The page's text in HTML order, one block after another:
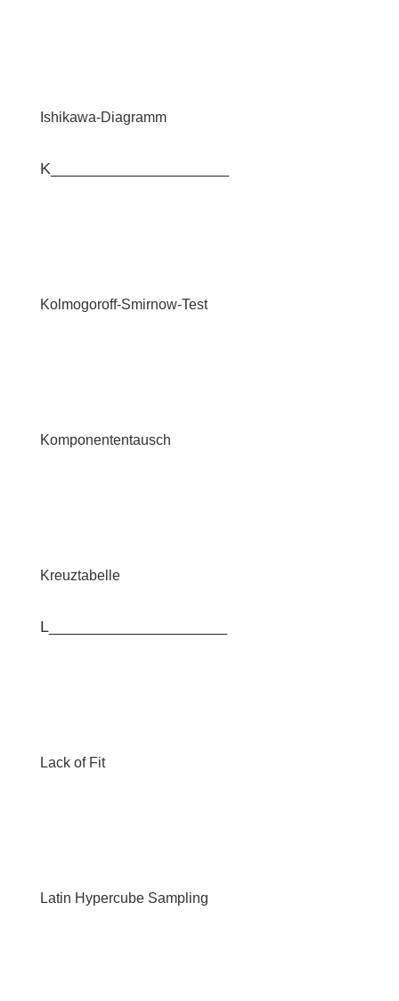
Ishikawa-Diagramm
K____________________
Kolmogoroff-Smirnow-Test
Komponententausch
Kreuztabelle
L____________________
Lack of Fit
Latin Hypercube Sampling